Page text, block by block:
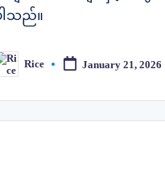
ါသည်။
Rice January 21, 2026